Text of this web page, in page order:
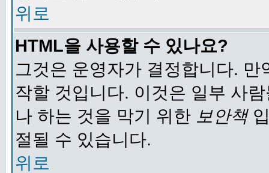
위로
HTML을 사용할 수 있나요?
그것은 운영자가 결정합니다.
작할 것입니다. 이것은 일부 사
나 하는 것을 막기 위한 보안책
절될 수 있습니다.
위로